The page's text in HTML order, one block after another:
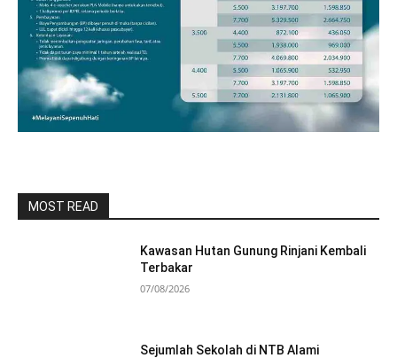
MOST READ
Kawasan Hutan Gunung Rinjani Kembali
Terbakar
07/08/2026
Sejumlah Sekolah di NTB Alami